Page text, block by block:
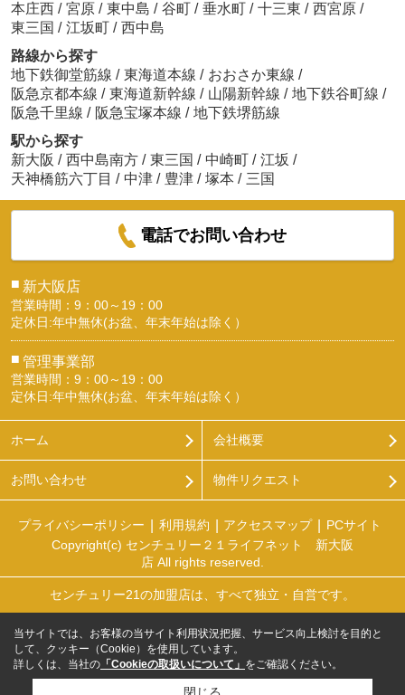
本庄西 / 宮原 / 東中島 / 谷町 / 垂水町 / 十三東 / 西宮原 /
東三国 / 江坂町 / 西中島
路線から探す
地下鉄御堂筋線 / 東海道本線 / おおさか東線 /
阪急京都本線 / 東海道新幹線 / 山陽新幹線 / 地下鉄谷町線 /
阪急千里線 / 阪急宝塚本線 / 地下鉄堺筋線
駅から探す
新大阪 / 西中島南方 / 東三国 / 中崎町 / 江坂 /
天神橋筋六丁目 / 中津 / 豊津 / 塚本 / 三国
電話でお問い合わせ
■ 新大阪店
営業時間：9：00～19：00
定休日:年中無休(お盆、年末年始は除く）
■ 管理事業部
営業時間：9：00～19：00
定休日:年中無休(お盆、年末年始は除く）
ホーム 会社概要
お問い合わせ 物件リクエスト
プライバシーポリシー 利用規約 アクセスマップ
PCサイト
Copyright(c) センチュリー２１ライフネット 新大阪
店 All rights reserved.
センチュリー21の加盟店は、すべて独立・自営です。
当サイトでは、お客様の当サイト利用状況把握、サービス向上検討を目的と
して、クッキー（Cookie）を使用しています。
詳しくは、当社の 「Cookieの取扱いについて」 をご確認ください。